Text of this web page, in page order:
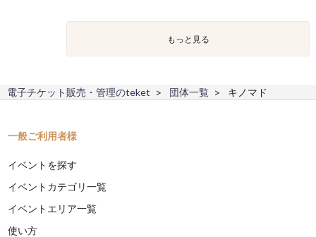
もっと見る
電子チケット販売・管理のteket 団体一覧 キノマド
一般ご利用者様
イベントを探す
イベントカテゴリ一覧
イベントエリア一覧
使い方